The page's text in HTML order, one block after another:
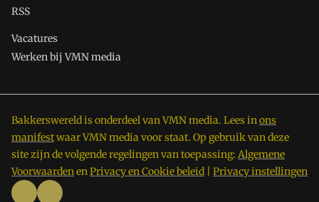
RSS
Vacatures
Werken bij VMN media
Bakkerswereld is onderdeel van VMN media. Lees inons
manifestwaar VMN media voor staat. Op gebruik van deze
site zijn de volgende regelingen van toepassing: Algemene
VoorwaardenenPrivacy en Cookie beleid Privacy instellingen